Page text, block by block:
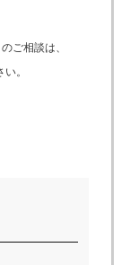
ご相談は、
。